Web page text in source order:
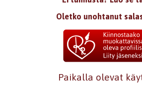
Oletko unohtanut
Paikalla olevat